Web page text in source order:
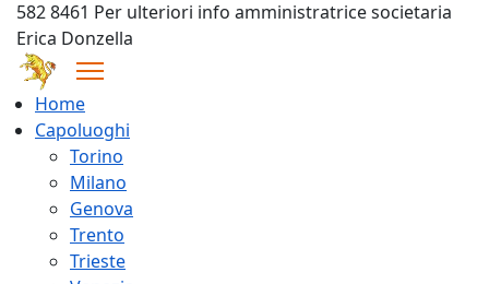
582 8461 Per ulteriori info amministratrice societaria
Erica Donzella
Home
Capoluoghi
Torino
Milano
Genova
Trento
Trieste